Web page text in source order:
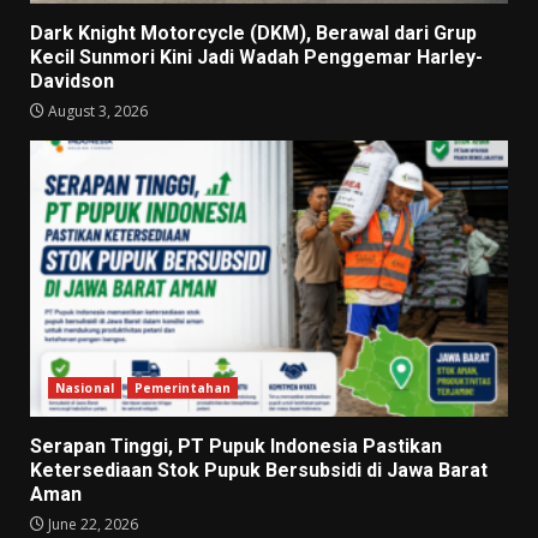
Dark Knight Motorcycle (DKM), Berawal dari Grup
Kecil Sunmori Kini Jadi Wadah Penggemar Harley-
Davidson
August 3, 2026
Nasional Pemerintahan
Serapan Tinggi, PT Pupuk Indonesia Pastikan
Ketersediaan Stok Pupuk Bersubsidi di Jawa Barat
Aman
June 22, 2026